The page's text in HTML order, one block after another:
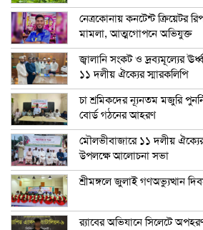
নেত্রকোনায় কনটেন্ট ক্রিয়েটর
মামলা, আত্মগোপনে অভিযুক্ত
জ্বালানি সংকট ও দ্রব্যমূল্যের
১১ দলীয় ঐক্যের স্মারকলিপি
চা শ্রমিকদের ন্যূনতম মজুরি
বোর্ড গঠনের আহরণ
মৌলভীবাজারে ১১ দলীয়
উপলক্ষে আলোচনা সভা
শ্রীমঙ্গলে জুলাই গণঅভ্যুত্থান
র‍্যাবের অভিযানে সিলেটে